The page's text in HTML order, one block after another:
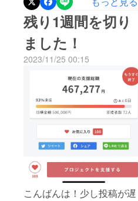
も残り1ヶ月と迫ってきまし
た！昼夜の寒暖差も激しく
なり冬を感じますね。2023
年が残り1ヶ月と迫っている
のはもちろんですが、この
クラウドファンディングも
残すところ4日です！！昨日
の活動報告にも記載されて
いましたが現在有難いこと
に、73人の支援者の方々か
ら温かい御支援いただき、
支援総額は472,777円となっ
残り1週間を切り
ました！
2023/11/25 00:15
こんばんは！少し投稿が遅